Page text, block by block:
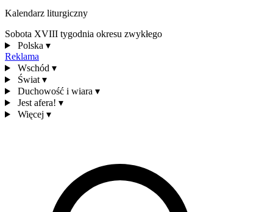
Kalendarz liturgiczny
Sobota XVIII tygodnia okresu zwykłego
Polska ▾
Reklama
Wschód ▾
Świat ▾
Duchowość i wiara ▾
Jest afera! ▾
Więcej ▾